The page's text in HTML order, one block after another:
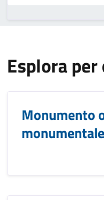
Esplora
Monumento
monumentale